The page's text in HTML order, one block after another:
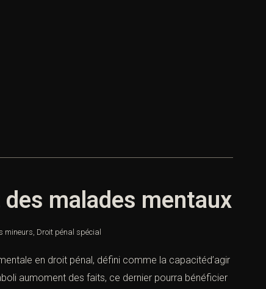
malades mentaux
mineurs, Droit pénal spécial
en droit pénal, défini comme la capacitéd’agir
aumoment des faits, ce dernier pourra bénéficier